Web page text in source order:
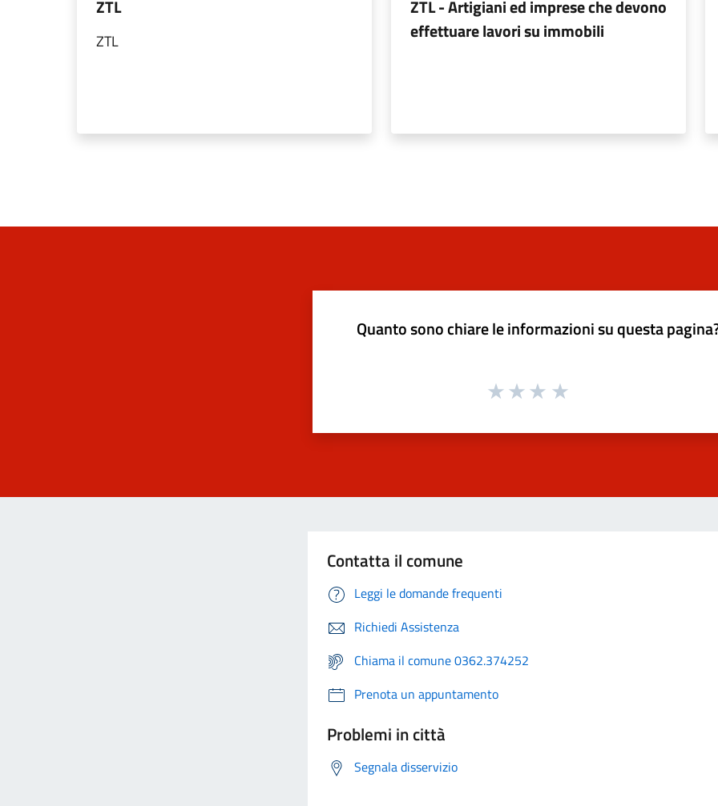
ZTL
ZTL
ZTL - Artigiani ed imprese che devono
effettuare lavori su immobili
Quanto sono chiare le informazioni su questa
Contatta il comune
Leggi le domande frequenti
Richiedi Assistenza
Chiama il comune 0362.374252
Prenota un appuntamento
Problemi in città
Segnala disservizio